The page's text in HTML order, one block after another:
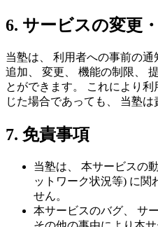
6. サービスの変更
当塾は、 利用者への事前の
追加、 変更、 機能の制限、
とができます。 これにより
じた場合であっても、 当塾は
7. 免責事項
当塾は、 本サービスの
ットワーク状況等) に関
せん。
本サービスのバグ、 サ